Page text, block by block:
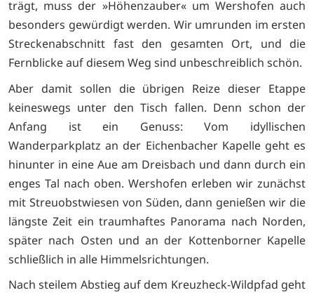
trägt, muss der »Höhenzauber« um Wershofen auch
besonders gewürdigt werden. Wir umrunden im ersten
Streckenabschnitt fast den gesamten Ort, und die
Fernblicke auf diesem Weg sind unbeschreiblich schön.
Aber damit sollen die übrigen Reize dieser Etappe
keineswegs unter den Tisch fallen. Denn schon der
Anfang ist ein Genuss: Vom idyllischen
Wanderparkplatz an der Eichenbacher Kapelle geht es
hinunter in eine Aue am Dreisbach und dann durch ein
enges Tal nach oben. Wershofen erleben wir zunächst
mit Streuobstwiesen von Süden, dann genießen wir die
längste Zeit ein traumhaftes Panorama nach Norden,
später nach Osten und an der Kottenborner Kapelle
schließlich in alle Himmelsrichtungen.
Nach steilem Abstieg auf dem Kreuzheck-Wildpfad geht